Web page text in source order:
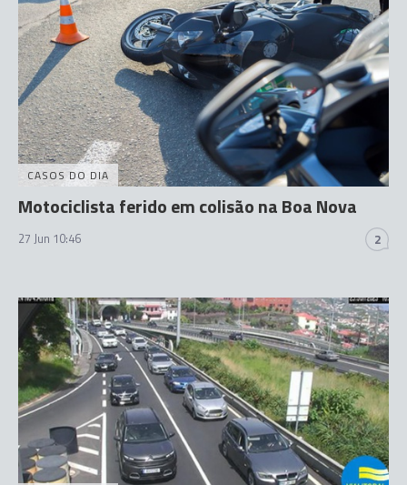
CASOS DO DIA
Motociclista ferido em colisão na Boa Nova
27 Jun 10:46 2